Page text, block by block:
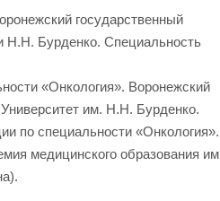
государственный
Н.Н. Бурденко. Специальность
«Онкология». Воронежский
им. Н.Н. Бурденко.
по специальности «Онкология».
медицинского образования